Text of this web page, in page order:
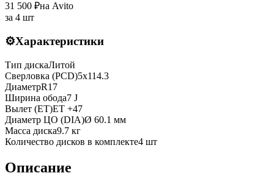
31 500 ₽на Avito
за 4 шт
⚙️Характеристики
Тип дискаЛитой
Сверловка (PCD)5x114.3
ДиаметрR17
Ширина обода7 J
Вылет (ET)ET +47
Диаметр ЦО (DIA)Ø 60.1 мм
Масса диска9.7 кг
Количество дисков в комплекте4 шт
Описание